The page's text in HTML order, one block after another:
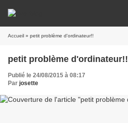
Accueil » petit problème d'ordinateur!!
petit problème d'ordinateur!!
Publié le 24/08/2015 à 08:17
Par josette